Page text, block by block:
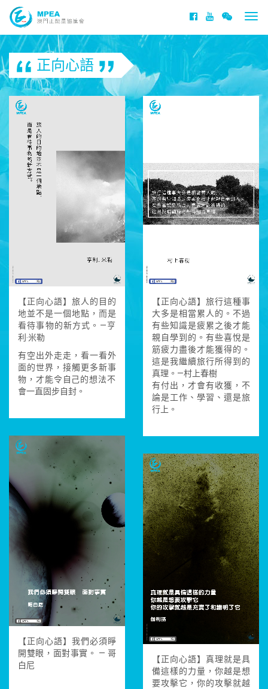
正向心語
【正向心語】旅人的目的
地並不是一個地點，而是
看待事物的新方式。—亨
利‧米勒
有空出外走走，看一看外
面的世界，接觸更多新事
物，才能令自己的想法不
會一直固步自封。
【正向心語】旅行這種事
大多是相當累人的。不過
有些知識是疲累之後才能
親自學到的。有些喜悅是
筋疲力盡後才能獲得的。
這是我繼續旅行所得到的
真理。—村上春樹
有付出，才會有收獲，不
論是工作、學習、還是旅
行上。
【正向心語】我們必須睜
開雙眼，面對事實。 — 哥
白尼
【正向心語】真理就是具
備這樣的力量，你越是想
要攻擊它，你的攻擊就越